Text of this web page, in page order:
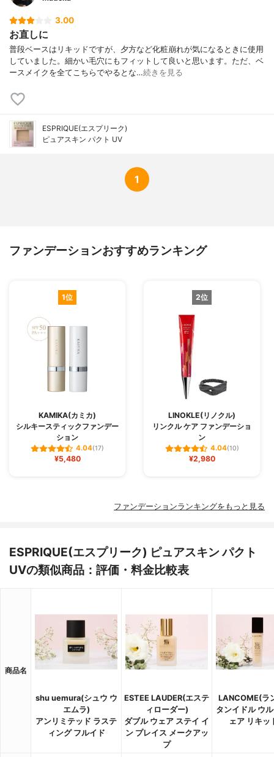
3.00
お直しに
普段ベースはリキッドですが、夕方など化粧崩れが気になるときに使用
していました。細かい毛穴にもフィットして良いと思います。ただ、ベ
ースメイクを全てこちらでやるとな…続きを見る
ESPRIQUE(エスプリーク)
ピュアスキン パクト UV
1
ファンデーションおすすめランキング
1位
KAMIKA(カミカ)
シルキースティックファンデー
ション
4.04(17)
¥5,480
2位
LINOKLE(リノクル)
リンクル ケア ファンデーショ
ン
4.04(10)
¥2,980
ファンデーションランキングをもっと見る
ESPRIQUE(エスプリーク) ピュアスキン パクト
UVの類似商品：評価・料金比較表
商品名
shu uemura(シュウ ウ
エムラ)
アンリミテッド ラステ
ィング フルイド
ESTEE LAUDER(エステ
ィローダー)
ダブル ウェア ステイ イ
ン プレイス メークアッ
プ
LANCOME(ラ
タンイドル ウ
ェア リキッ